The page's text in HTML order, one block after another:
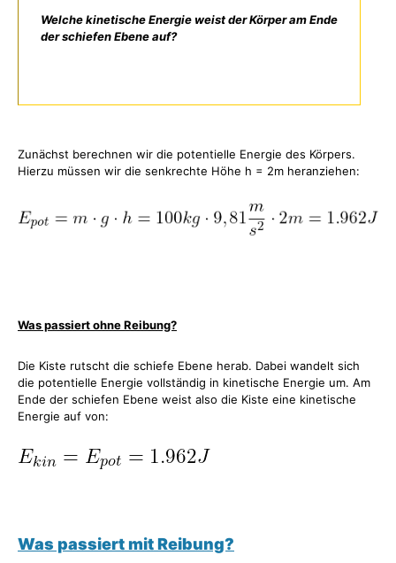
Welche kinetische Energie weist der Körper am Ende
der schiefen Ebene auf?
Zunächst berechnen wir die potentielle Energie des Körpers.
Hierzu müssen wir die senkrechte Höhe h = 2m heranziehen:
Was passiert ohne Reibung?
Die Kiste rutscht die schiefe Ebene herab. Dabei wandelt sich
die potentielle Energie vollständig in kinetische Energie um. Am
Ende der schiefen Ebene weist also die Kiste eine kinetische
Energie auf von:
Was passiert mit Reibung?